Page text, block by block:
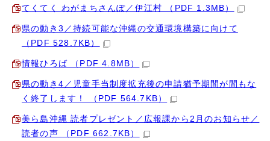
てくてく わがまちさんぽ／伊江村 （PDF 1.3MB）
県の動き3／持続可能な沖縄の交通環境構築に向けて
（PDF 528.7KB）
情報ひろば （PDF 4.8MB）
県の動き4／児童手当制度拡充後の申請猶予期間が間もな
く終了します！ （PDF 564.7KB）
美ら島沖縄 読者プレゼント／広報課から2月のお知らせ／
読者の声 （PDF 662.7KB）